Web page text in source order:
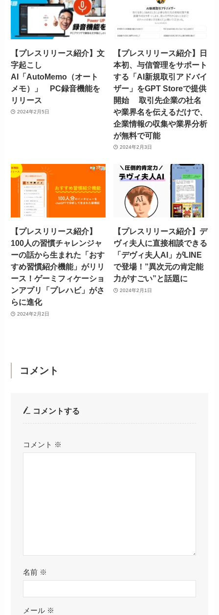
【プレスリリース紹介】文
字起こし
AI「AutoMemo（オート
メモ）」 PC録音機能を
リリース
2024年2月5日
【プレスリリース紹介】日
本初、与信管理をサポート
する「AI新規取引アドバイ
ザー」をGPT Storeで提供
開始 取引先企業の社名
や業界名を伝えるだけで、
企業情報の収集や業界分析
が無料で可能
2024年2月3日
【プレスリリース紹介】
100人の習慣チャレンジャ
ーの話から生まれた「おす
すめ習慣紹介機能」がリリ
ース！ゲーミフィケーショ
ンアプリ「プレハビ」がさ
らに進化
2024年2月2日
【プレスリリース紹介】デ
ヴィ夫人に直接相談できる
「デヴィ夫人AI」がLINE
で登場！”異次元の肯定能
力がすごい”と話題に
2024年2月1日
コメント
コメントする
コメント ※
名前 ※
メール ※